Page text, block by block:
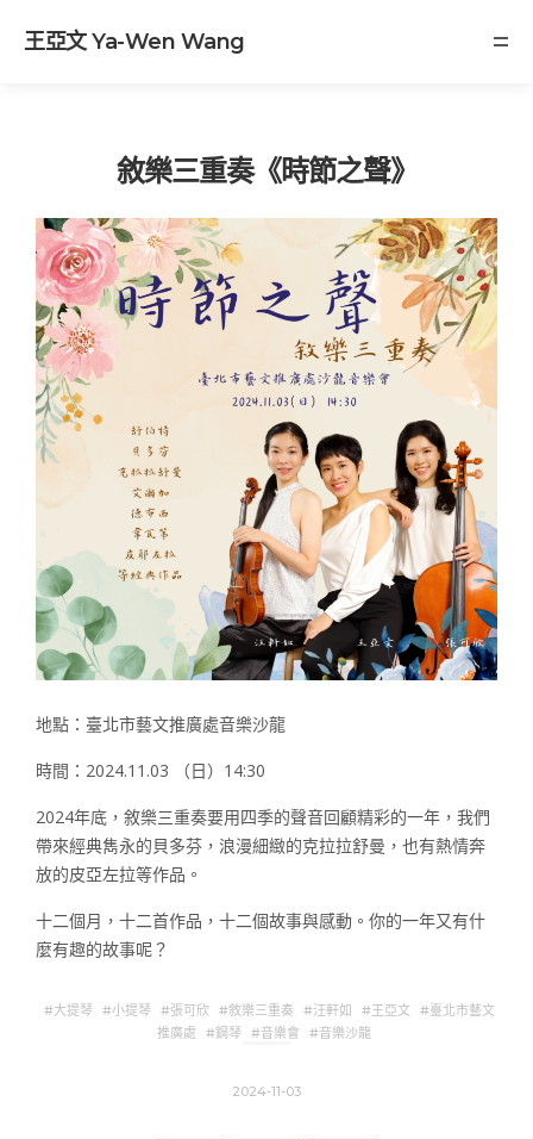
王亞文 Ya-Wen Wang
敘樂三重奏《時節之聲》
地點：臺北市藝文推廣處音樂沙龍
時間：2024.11.03 （日）14:30
2024年底，敘樂三重奏要用四季的聲音回顧精彩的一年，我們
帶來經典雋永的貝多芬，浪漫細緻的克拉拉舒曼，也有熱情奔
放的皮亞左拉等作品。
十二個月，十二首作品，十二個故事與感動。你的一年又有什
麼有趣的故事呢？
大提琴 小提琴 張可欣 敘樂三重奏 汪軒如 王亞文
臺北市藝文
推廣處
鋼琴 音樂會 音樂沙龍
2024-11-03